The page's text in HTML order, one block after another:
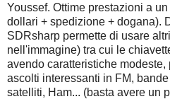
Youssef. Ottime prestazioni a
dollari + spedizione + dogana).
SDRsharp permette di usare
nell'immagine) tra cui le
avendo caratteristiche
ascolti interessanti in FM,
satelliti, Ham... (basta avere un